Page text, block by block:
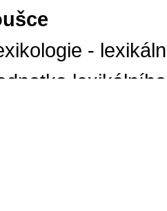
-
lexikálního